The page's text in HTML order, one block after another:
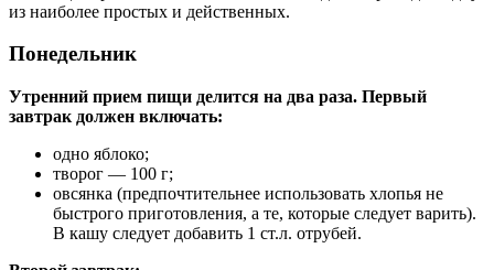
из наиболее простых и действенных.
Понедельник
Утренний прием пищи делится на два раза. Первый
завтрак должен включать:
одно яблоко;
творог — 100 г;
овсянка (предпочтительнее использовать хлопья не
быстрого приготовления, а те, которые следует варить).
В кашу следует добавить 1 ст.л. отрубей.